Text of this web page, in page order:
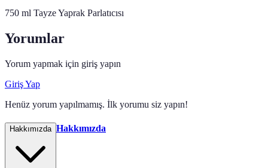
750 ml Tayze Yaprak Parlatıcısı
Yorumlar
Yorum yapmak için giriş yapın
Giriş Yap
Henüz yorum yapılmamış. İlk yorumu siz yapın!
Hakkımızda Hakkımızda